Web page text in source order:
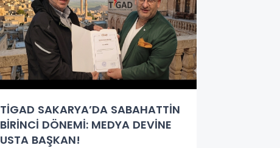
TİGAD SAKARYA’DA SABAHATTİN
BİRİNCİ DÖNEMİ: MEDYA DEVİNE
USTA BAŞKAN!